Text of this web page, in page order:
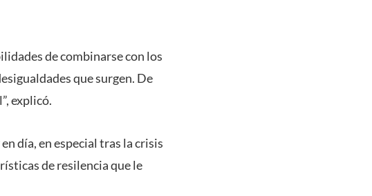
de combinarse con los
que surgen. De
explicó.
día, en especial tras la crisis
de resilencia que le